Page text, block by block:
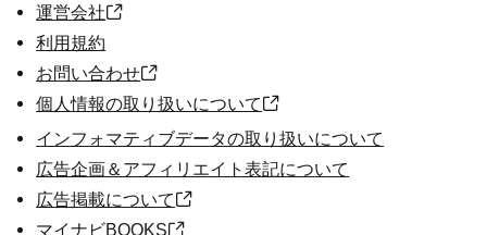
運営会社
利用規約
お問い合わせ
個人情報の取り扱いについて
インフォマティブデータの取り扱いについて
広告企画＆アフィリエイト表記について
広告掲載について
マイナビBOOKS